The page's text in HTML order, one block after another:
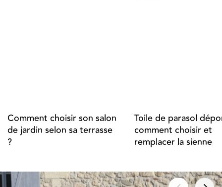
Comment choisir son salon
de jardin selon sa terrasse
?
Toile de parasol
comment choisir et
remplacer la sienne